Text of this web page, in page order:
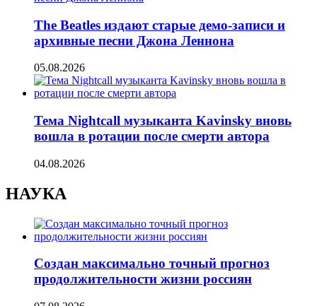
The Beatles издают старые демо-записи и
архивные песни Джона Леннона
05.08.2026
Тема Nightcall музыканта Kavinsky вновь
вошла в ротации после смерти автора
04.08.2026
НАУКА
Создан максимально точный прогноз
продолжительности жизни россиян